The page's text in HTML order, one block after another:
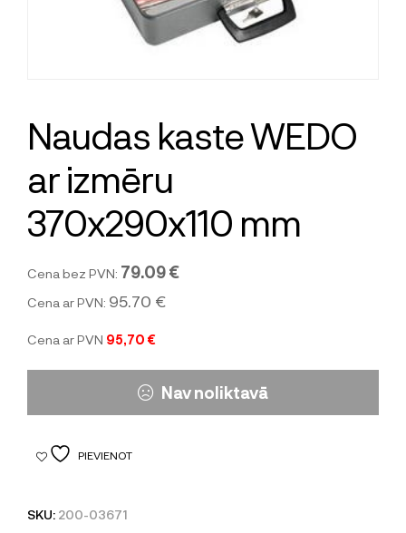
Naudas kaste WEDO
ar izmēru
370x290x110 mm
Cena bez PVN: 79.09 €
Cena ar PVN: 95.70 €
Cena ar PVN 95,70 €
Nav noliktavā
PIEVIENOT
SKU: 200-03671